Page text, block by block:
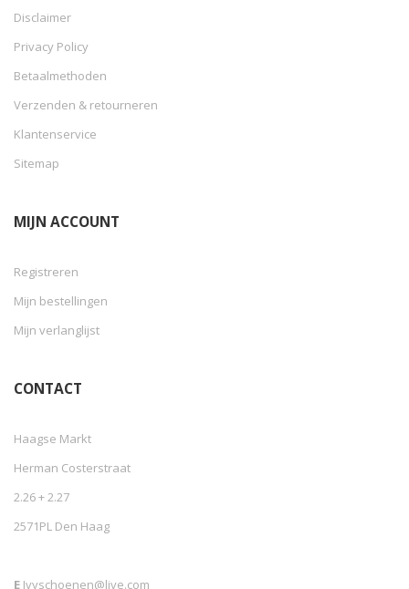
Disclaimer
Privacy Policy
Betaalmethoden
Verzenden & retourneren
Klantenservice
Sitemap
MIJN ACCOUNT
Registreren
Mijn bestellingen
Mijn verlanglijst
CONTACT
Haagse Markt
Herman Costerstraat
2.26 + 2.27
2571PL Den Haag
E Ivyschoenen@live.com